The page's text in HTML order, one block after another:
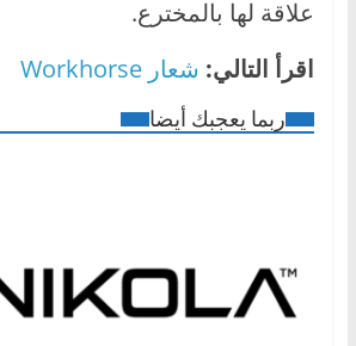
علاقة لها بالمخترع.
اقرأ التالي: شعار Workhorse
ربما يعجبك أيضا